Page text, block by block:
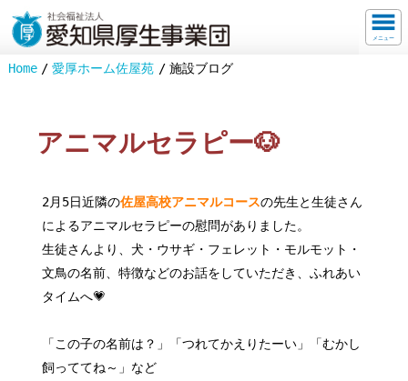
メニュー
Home 愛厚ホーム佐屋苑 施設ブログ
アニマルセラピー🐶
2月5日近隣の佐屋高校アニマルコースの先生と生徒さん
によるアニマルセラピーの慰問がありました。
生徒さんより、犬・ウサギ・フェレット・モルモット・
文鳥の名前、特徴などのお話をしていただき、ふれあい
タイムへ💗
「この子の名前は？」「つれてかえりたーい」「むかし
飼っててね～」など